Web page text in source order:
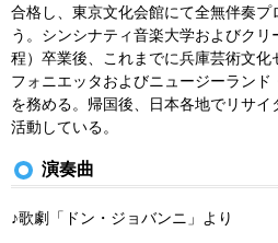
合格し、東京文化会館にて全無伴奏
う。シンシナティ音楽大学およびク
程）卒業後、これまでに兵庫芸術文
フォニエッタおよびニュージーラン
を務める。帰国後、日本各地でリサ
活動している。
演奏曲
♪歌劇「ドン・ジョバンニ」より